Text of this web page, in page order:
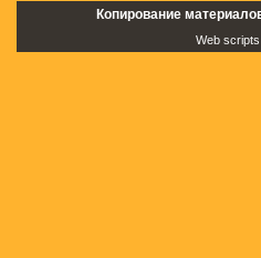
Копирование
Web scripts